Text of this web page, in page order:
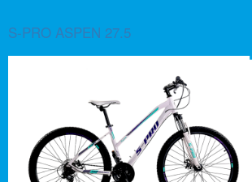
S-PRO ASPEN 27.5